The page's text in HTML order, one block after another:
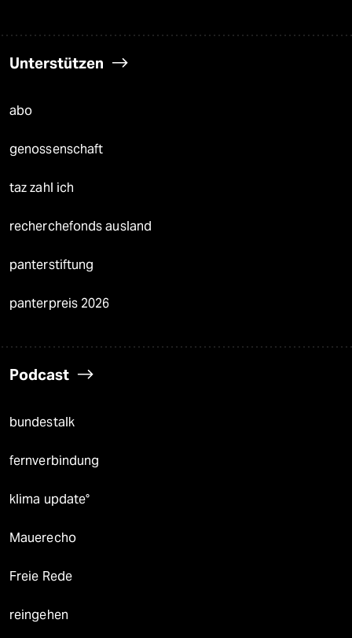
Unterstützen
abo
genossenschaft
taz zahl ich
recherchefonds ausland
panterstiftung
panterpreis 2026
Podcast
bundestalk
fernverbindung
klima update°
Mauerecho
Freie Rede
reingehen